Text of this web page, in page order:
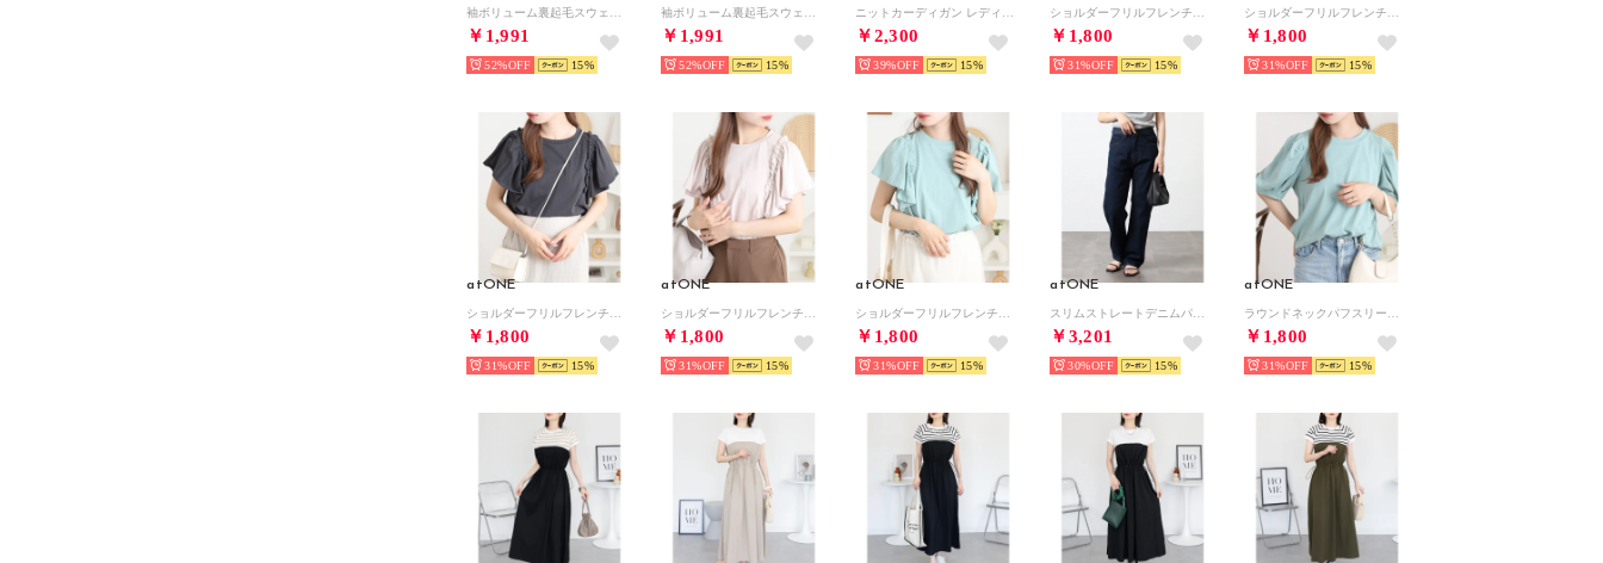
￥1,991
52% 15
￥1,991
52% 15
￥2,300
39% 15
￥1,800
31% 15
￥1,800
31% 15
atONE
￥1,800
31% 15
atONE
￥1,800
31% 15
atONE
￥1,800
31% 15
atONE
￥3,201
30% 15
atONE
￥1,800
31% 15